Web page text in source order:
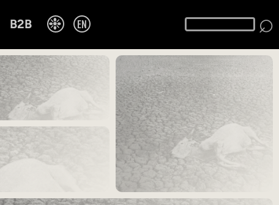
B2B ❉ EN ⌕